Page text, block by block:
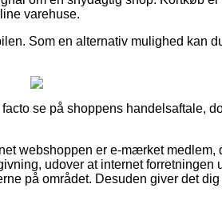
varehuse.
Som en alternativ mulighed kan
se på shoppens handelsaftale,
webshoppen er e-mærket medlem,
udover at internet forretningen
på området. Desuden giver det